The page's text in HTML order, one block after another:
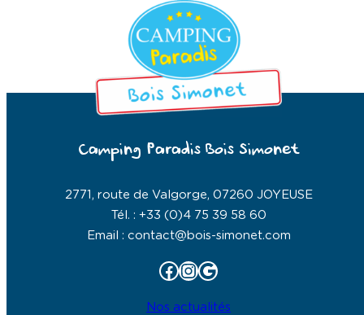
Camping Paradis Bois Simonet
2771, route de Valgorge, 07260 JOYEUSE
Tél. : +33 (0)4 75 39 58 60
Email : contact@bois-simonet.com
Facebook InstagramGoogle
Nos actualités